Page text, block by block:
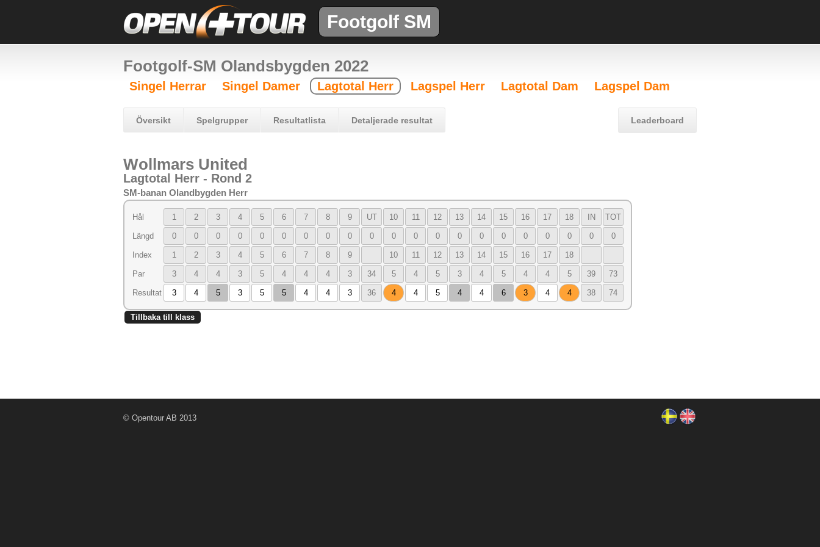
Footgolf SM
Footgolf-SM Olandsbygden 2022
Singel Herrar Singel Damer Lagtotal Herr Lagspel Herr Lagtotal Dam Lagspel Dam
Översikt Spelgrupper Resultatlista Detaljerade resultat Leaderboard
Wollmars United
Lagtotal Herr - Rond 2
SM-banan Olandbygden Herr
Hål 1 2 3 4 5 6 7 8 9 UT 10 11 12 13 14 15 16 17 18 IN TOT
Längd 0 0 0 0 0 0 0 0 0 0 0 0 0 0 0 0 0 0 0 0 0
Index 1 2 3 4 5 6 7 8 9 10 11 12 13 14 15 16 17 18
Par 3 4 4 3 5 4 4 4 3 34 5 4 5 3 4 5 4 4 5 39 73
Resultat 3 4 5 3 5 5 4 4 3 36 4 4 5 4 4 6 3 4 4 38 74
Tillbaka till klass
© Opentour AB 2013